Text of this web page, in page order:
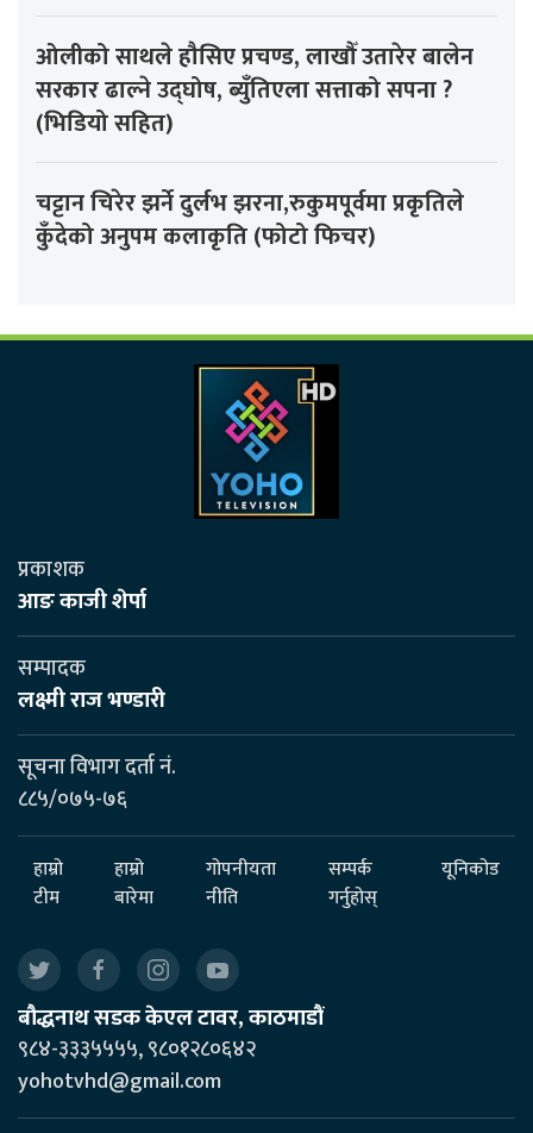
ओलीको साथले हौसिए प्रचण्ड, लाखौँ उतारेर बालेन
सरकार ढाल्ने उद्घोष, ब्युँतिएला सत्ताको सपना ?
(भिडियो सहित)
चट्टान चिरेर झर्ने दुर्लभ झरना,रुकुमपूर्वमा प्रकृतिले
कुँदेको अनुपम कलाकृति (फोटो फिचर)
प्रकाशक
आङ काजी शेर्पा
सम्पादक
लक्ष्मी राज भण्डारी
सूचना विभाग दर्ता नं.
८८५/०७५-७६
हाम्रो
टीम
हाम्रो
बारेमा
गोपनीयता
नीति
सम्पर्क
गर्नुहोस्
यूनिकोड
बौद्धनाथ सडक केएल टावर, काठमाडौं
९८४-३३३५५५५, ९८०१२८०६४२
yohotvhd@gmail.com